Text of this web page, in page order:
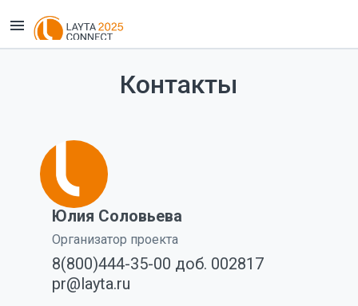
Контакты
Юлия Соловьева
Организатор проекта
8(800)444-35-00 доб. 002817
pr@layta.ru